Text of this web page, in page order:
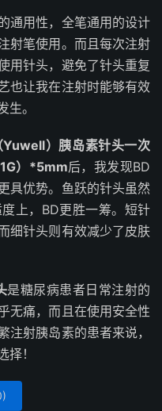
通用性，全笔通用的设计
射笔使用。而且每次注射
用针头，避免了针头重复
也让我在注射时能够有效
。
Yuwell）胰岛素针头一次
）*5mm后，我发现BD
具优势。鱼跃的针头虽然
上，BD更胜一筹。短针
细针头则有效减少了皮肤
是糖尿病患者日常注射的
无痛，而且在使用安全性
注射胰岛素的患者来说，
！
)